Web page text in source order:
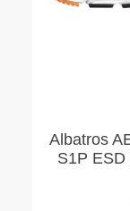
Albatros
S1P